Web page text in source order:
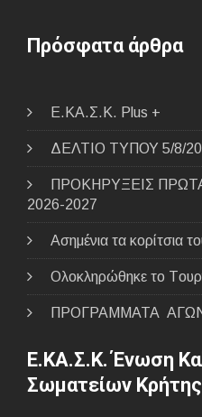
Πρόσφατα άρθρα
E.ΚΑ.Σ.Κ. Plus +
ΔΕΛΤΙΟ ΤΥΠΟΥ 5/8/
ΠΡΟΚΗΡΥΞΕΙΣ
2026-2027
Ασημένια τα κορίτσια
Ολοκληρώθηκε το
ΠΡΟΓΡΑΜΜΑΤΑ
Ε.ΚΑ.Σ.Κ. Ένωση
Σωματείων Κρήτης